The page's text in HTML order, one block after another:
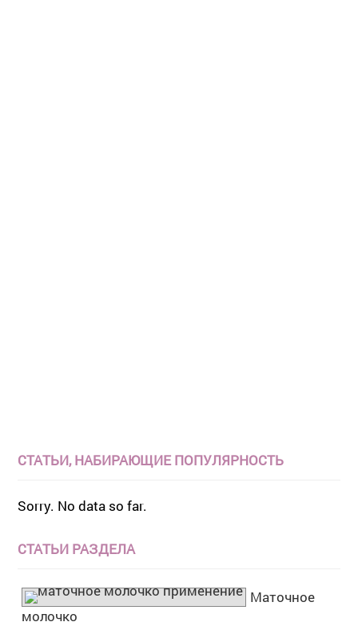
СТАТЬИ, НАБИРАЮЩИЕ ПОПУЛЯРНОСТЬ
Sorry. No data so far.
СТАТЬИ РАЗДЕЛА
Маточное
молочко